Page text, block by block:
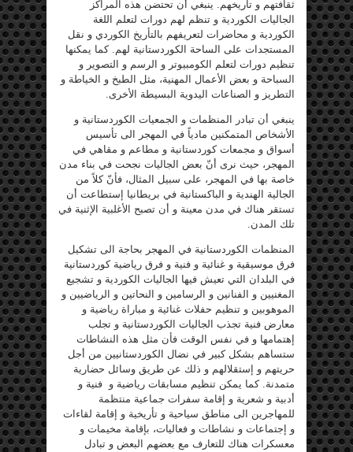
ثقافتهم و تأريخهم. ينبغي أن تحتضن هذه المراكز
الجاليات الكوردية و تنظم لهم دورات لتعلم اللغة
الكوردية و محاضرات لتعريفهم بالتأريخ الكوردي و نقل
المستجدات على الساحة الكوردستانية لهم. كما يمكنها
تنظيم دورات لتعلم الكومبيوتر و الرسم و التصوير و
السباحة و بعض الأعمال المهنية، مثل الطبخ و الخياطة و
التطريز و الصناعات اليدوية البسيطة الأخرى.
ينبغي أن تبادر المنظمات و الجمعيات الكوردستانية و
الأشخاص المتمكنين مادياً في المهجر الى تأسيس
أسواق و مجمعات كوردستانية و مطاعم و مقاهي في
المهجر، حيث نرى أنّ بعض الجاليات نجحت في بناء مدن
خاصة بها في المهجر، على سبيل المثال، فأنّ كلاً من
الجالية الهندية و الباكستانية في بريطانيا إستطاعت أن
تستقر هناك في مدن معينة و أن تصبح الأغلبية الإثنية في
تلك المدن.
المنظمات الكوردستانية في المهجر بحاجة الى تشكيل
فرق موسيقية و غنائية و فنية و فرق رياضية كوردستانية
في البلدان التي تعيش فيها الجاليات الكوردية و تشجيع
المغنيين و الفنانين و الرسامين و النحاتين و الرياضيين و
الموهوبين و تنظيم حفلات غنائية و مباراة رياضية و
معارض فنية تجذب الجاليات الكوردستانية و تجلب
إهتمامها و في نفس الوقت فأن مثل هذه النشاطات
ستساهم بشكل كبير في نضال الكوردستانيين من أجل
حريتهم و إستقلالهم و ذلك عن طريق وسائل حضارية
متمدنة. كما يمكن تنظيم مسابقات رياضية و فنية و
أدبية و شعرية و إقامة سفرات جماعية منتظمة
للمهاجرين الى مناطق سياحية و تأريخية و إقامة لقاءات
و إجتماعات و نشاطات و فعاليات، بإقامة مخيمات و
معسكرات هناك للتعارف مع بعضهم البعض و تبادل